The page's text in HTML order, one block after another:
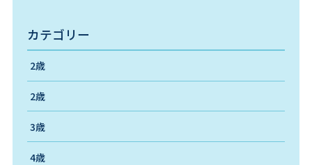
カテゴリー
2歳
2歳
3歳
4歳